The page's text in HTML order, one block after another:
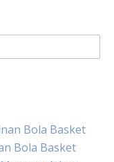
Bola Basket
Bola Basket